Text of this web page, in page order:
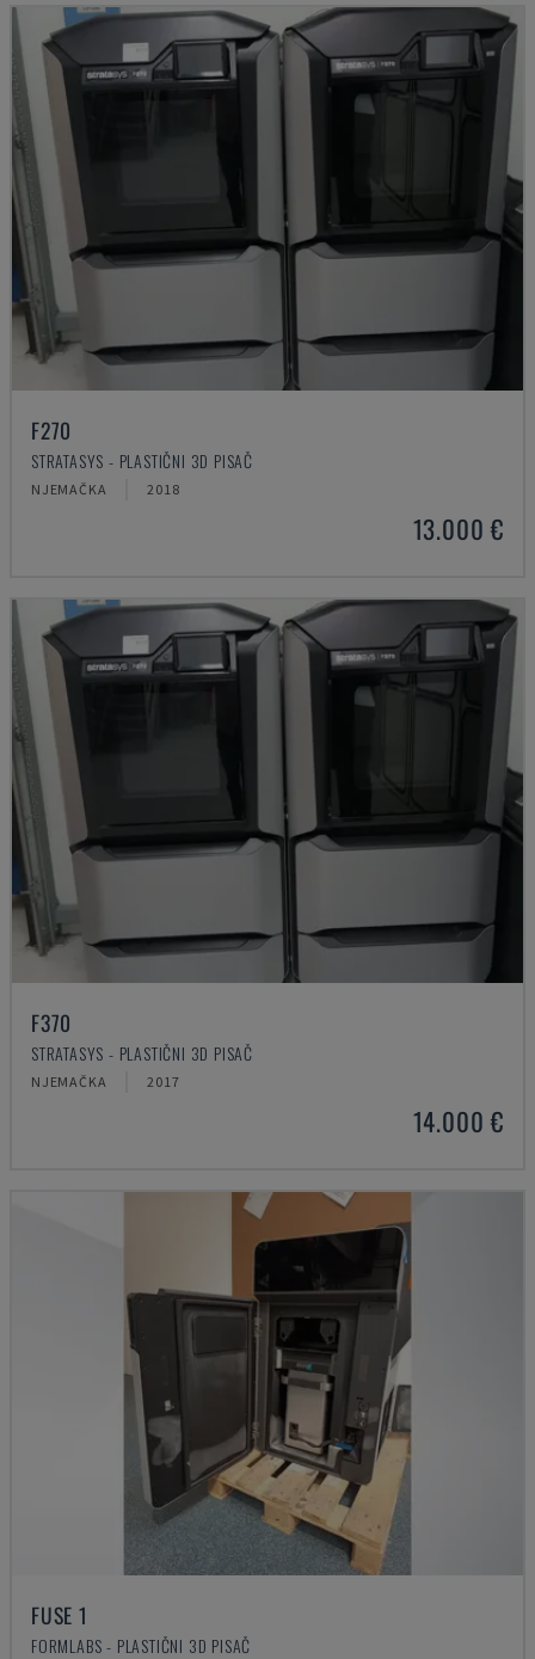
F270
STRATASYS - PLASTIČNI 3D PISAČ
NJEMAČKA 2018
13.000 €
F370
STRATASYS - PLASTIČNI 3D PISAČ
NJEMAČKA 2017
14.000 €
FUSE 1
FORMLABS - PLASTIČNI 3D PISAČ